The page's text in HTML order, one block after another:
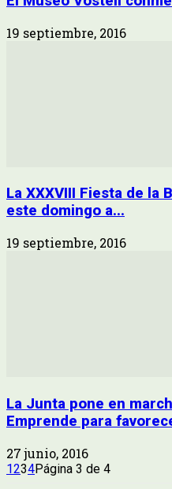
19 septiembre, 2016
La XXXVIII Fiesta de la
este domingo a...
19 septiembre, 2016
La Junta pone en
Emprende para
27 junio, 2016
1234Página 3 de 4